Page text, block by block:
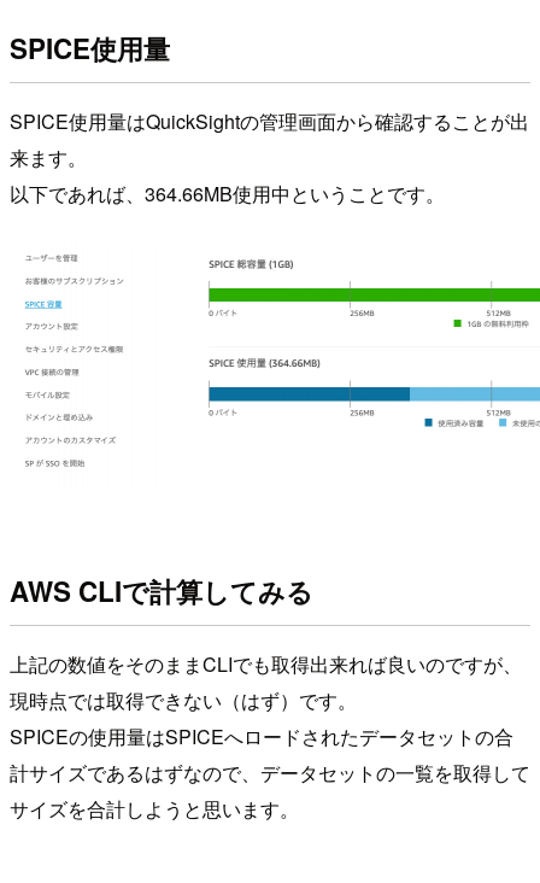
SPICE使用量
SPICE使用量はQuickSightの管理画面から確認することが出
来ます。
以下であれば、364.66MB使用中ということです。
AWS CLIで計算してみる
上記の数値をそのままCLIでも取得出来れば良いのですが、
現時点では取得できない（はず）です。
SPICEの使用量はSPICEへロードされたデータセットの合
計サイズであるはずなので、データセットの一覧を取得して
サイズを合計しようと思います。